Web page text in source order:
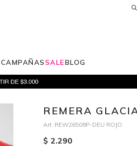
CAMPAÑASSALEBLOG
REMERA
REW26508P-DEU ROJO
$ 2.290